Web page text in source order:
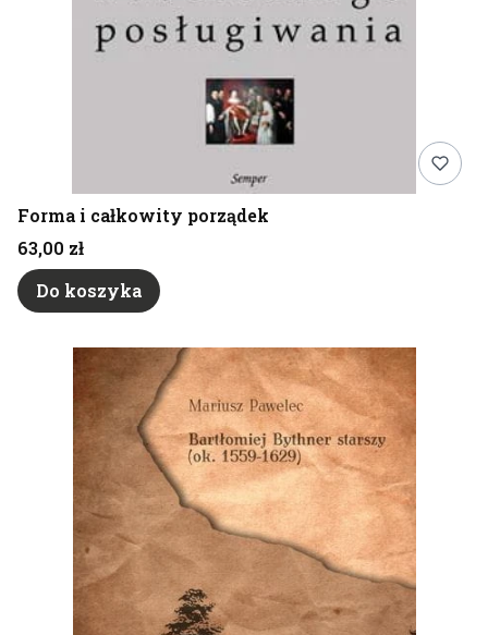
Forma i całkowity porządek
Cena
63,00 zł
Do koszyka